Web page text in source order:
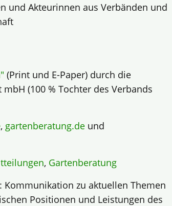
und Akteurinnen aus Verbänden und
(Print und E-Paper) durch die
(100 % Tochter des Verbands
, gartenberatung.de und
, Gartenberatung
: Kommunikation zu aktuellen Themen
Positionen und Leistungen des